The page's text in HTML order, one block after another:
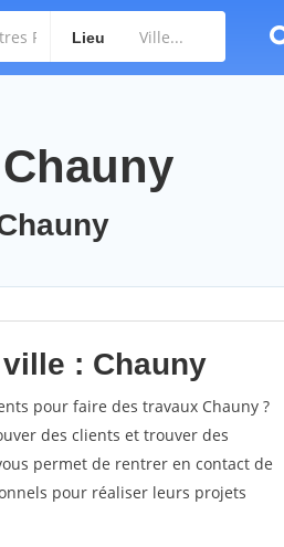
Lieu
: Chauny
pour faire des travaux Chauny ?
des clients et trouver des
permet de rentrer en contact de
pour réaliser leurs projets